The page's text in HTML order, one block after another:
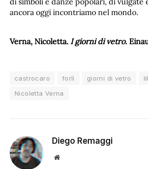
ancora oggi incontriamo nel mondo.
Verna, Nicoletta. I giorni di vetro.
castrocaro forlì giorni di vetro
Nicoletta Verna
Diego Remaggi
Sito